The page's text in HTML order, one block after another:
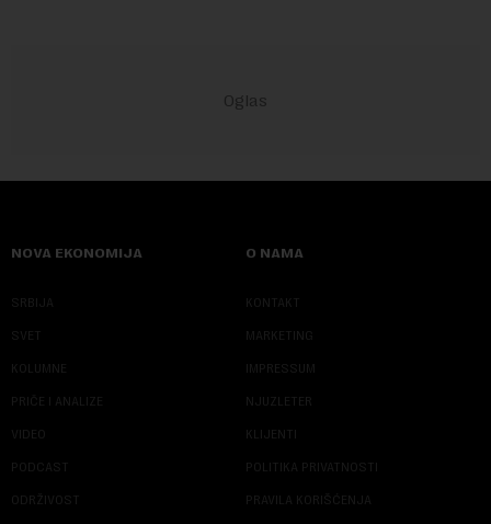
NOVA EKONOMIJA
SRBIJA
SVET
KOLUMNE
PRIČE I ANALIZE
VIDEO
PODCAST
ODRŽIVOST
O NAMA
KONTAKT
MARKETING
IMPRESSUM
NJUZLETER
KLIJENTI
POLITIKA PRIVATNOSTI
PRAVILA KORIŠĆENJA